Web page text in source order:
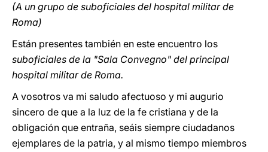
(A un grupo de suboficiales del hospital militar de
Roma)
Están presentes también en este encuentro los
suboficiales de la "Sala Convegno" del principal
hospital militar de Roma.
A vosotros va mi saludo afectuoso y mi augurio
sincero de que a la luz de la fe cristiana y de la
obligación que entraña, seáis siempre ciudadanos
ejemplares de la patria, y al mismo tiempo miembros